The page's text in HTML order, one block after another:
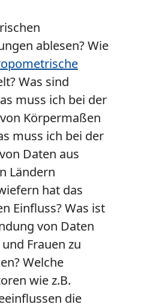
ablesen? Wie
Was sind
muss ich bei der
Körpermaßen
muss ich bei der
Daten aus
Ländern
hat das
Einfluss? Was ist
von Daten
Frauen zu
Welche
wie z.B.
die